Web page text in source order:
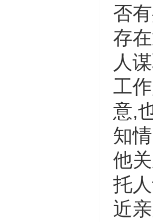
否
存
人
工
意,
知
他
托
近